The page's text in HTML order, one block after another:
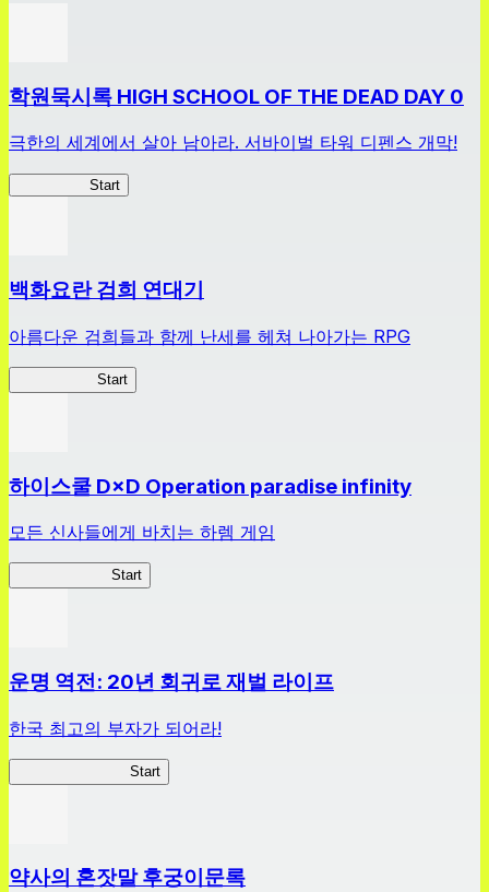
학원묵시록 HIGH SCHOOL OF THE DEAD DAY 0
극한의 세계에서 살아 남아라. 서바이벌 타워 디펜스 개막!
Start
백화요란 검희 연대기
아름다운 검희들과 함께 난세를 헤쳐 나아가는 RPG
Start
하이스쿨 D×D Operation paradise infinity
모든 신사들에게 바치는 하렘 게임
Start
운명 역전: 20년 회귀로 재벌 라이프
한국 최고의 부자가 되어라!
Start
약사의 혼잣말 후궁이문록